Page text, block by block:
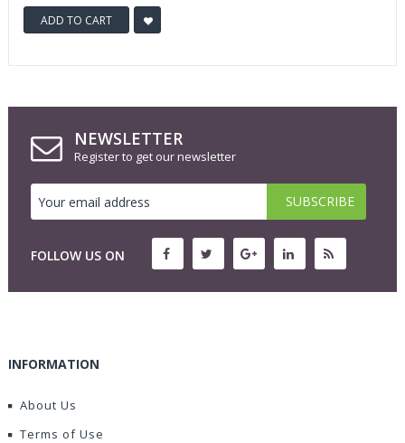
ADD TO CART
NEWSLETTER
Register to get our newsletter
FOLLOW US ON
INFORMATION
About Us
Terms of Use